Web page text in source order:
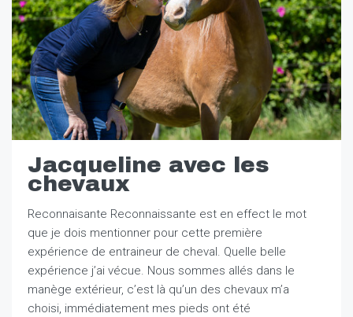
Jacqueline avec les
chevaux
Reconnaisante Reconnaissante est en effect le mot
que je dois mentionner pour cette première
expérience de entraineur de cheval. Quelle belle
expérience j’ai vécue. Nous sommes allés dans le
manège extérieur, c’est là qu’un des chevaux m’a
choisi, immédiatement mes pieds ont été